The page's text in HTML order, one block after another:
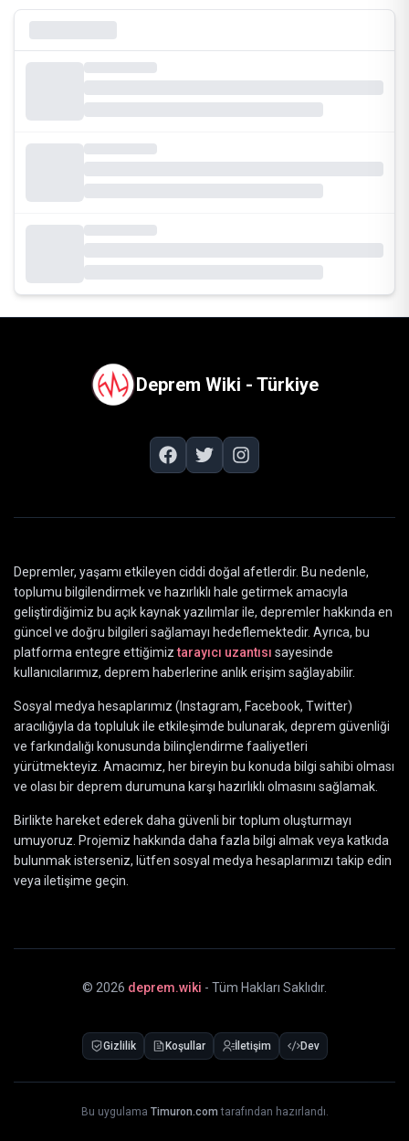
Deprem Wiki - Türkiye
Depremler, yaşamı etkileyen ciddi doğal afetlerdir. Bu nedenle,
toplumu bilgilendirmek ve hazırlıklı hale getirmek amacıyla
geliştirdiğimiz bu açık kaynak yazılımlar ile, depremler hakkında en
güncel ve doğru bilgileri sağlamayı hedeflemektedir. Ayrıca, bu
platforma entegre ettiğimiz tarayıcı uzantısı sayesinde
kullanıcılarımız, deprem haberlerine anlık erişim sağlayabilir.
Sosyal medya hesaplarımız (Instagram, Facebook, Twitter)
aracılığıyla da topluluk ile etkileşimde bulunarak, deprem güvenliği
ve farkındalığı konusunda bilinçlendirme faaliyetleri
yürütmekteyiz. Amacımız, her bireyin bu konuda bilgi sahibi olması
ve olası bir deprem durumuna karşı hazırlıklı olmasını sağlamak.
Birlikte hareket ederek daha güvenli bir toplum oluşturmayı
umuyoruz. Projemiz hakkında daha fazla bilgi almak veya katkıda
bulunmak isterseniz, lütfen sosyal medya hesaplarımızı takip edin
veya iletişime geçin.
© 2026 deprem.wiki - Tüm Hakları Saklıdır.
Gizlilik Koşullar İletişim Dev
Bu uygulama Timuron.com tarafından hazırlandı.